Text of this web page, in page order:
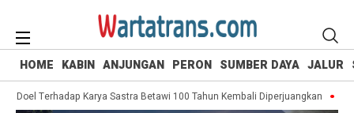
HOME KABIN ANJUNGAN PERON SUMBER DAYA JALUR
Terhadap Karya Sastra Betawi 100 Tahun Kembali Diperjuangkan